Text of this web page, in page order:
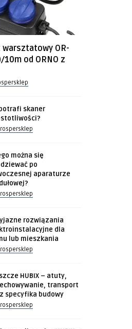
warsztatowy OR-
10m od ORNO z
skaner
można się
po
aparaturze
rozwiązania
dla
lub mieszkania
HUBIX – atuty,
transport
specyfika budowy